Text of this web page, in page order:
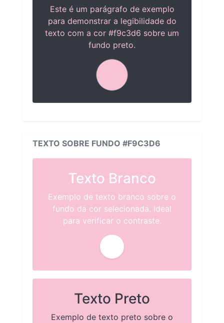
Este é um parágrafo de exemplo
para demonstrar a legibilidade do
texto com a cor #f9c3d6 sobre um
fundo preto.
TEXTO SOBRE FUNDO #F9C3D6
Texto Branco
Exemplo de texto branco sobre o
fundo da cor selecionada. Ideal
para verificar o contraste.
Texto Preto
Exemplo de texto preto sobre o